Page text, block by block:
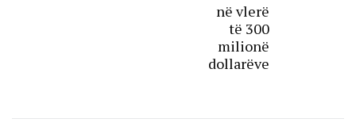
në vlerë
të 300
milionë
dollarëve